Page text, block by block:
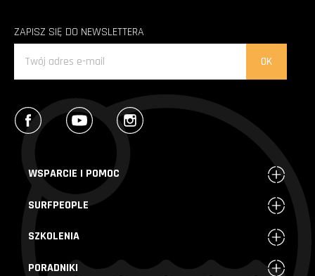
ZAPISZ SIĘ DO NEWSLETTERA
Facebook YouTube
WSPARCIE I POMOC
SURFPEOPLE
SZKOLENIA
PORADNIKI